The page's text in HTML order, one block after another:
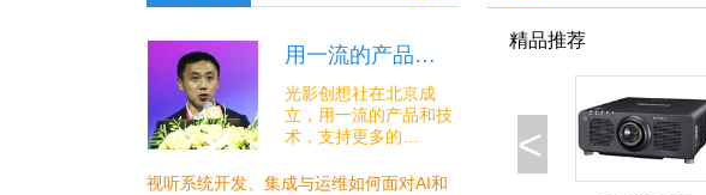
用一流的产品…
光影创想社在北京成
立，用一流的产品和技
术，支持更多的…
视听系统开发、集成与运维如何面对AI和
精品推荐
<